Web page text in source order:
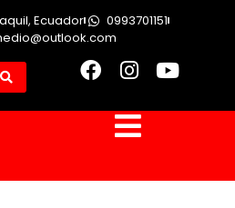
Ecuador
0993701151